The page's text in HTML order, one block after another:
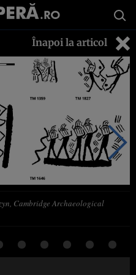
Înapoi la articol
Cambridge Archaeological